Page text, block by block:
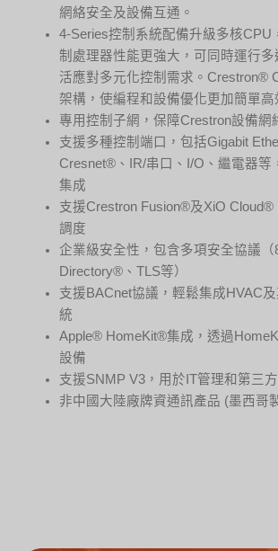
網絡安全及設備互通。
4-Series控制系統配備升級多核CPU
制處理器性能更強大，可同時運行多
活應對多元化控制需求。Crestron®
架構，使編程和設備優化更加簡單高
專用控制子網，保障Crestron設備網
支援多種控制端口，包括Gigabit
Cresnet®、IR/串口、I/O、繼電器等
集成
支援Crestron Fusion®及XiO Cloud®
調度
企業級安全性，包含多項安全協議
Directory®、TLS等）
支援BACnet協議，輕鬆集成HVAC
統
Apple® HomeKit®集成，透過
設備
支援SNMP V3，用於IT管理和第三
非中國大陸廠牌資通訊產品 (墨西哥